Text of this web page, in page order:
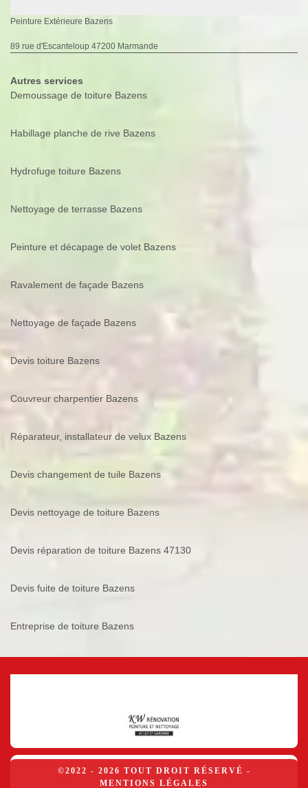
Peinture Extérieure Bazens
89 rue d'Escanteloup 47200 Marmande
Autres services
Demoussage de toiture Bazens
Habillage planche de rive Bazens
Hydrofuge toiture Bazens
Nettoyage de terrasse Bazens
Peinture et décapage de volet Bazens
Ravalement de façade Bazens
Nettoyage de façade Bazens
Devis toiture Bazens
Couvreur charpentier Bazens
Réparateur, installateur de velux Bazens
Devis changement de tuile Bazens
Devis nettoyage de toiture Bazens
Devis réparation de toiture Bazens 47130
Devis fuite de toiture Bazens
Entreprise de toiture Bazens
©2022 - 2026 TOUT DROIT RÉSERVÉ -
MENTIONS LÉGALES